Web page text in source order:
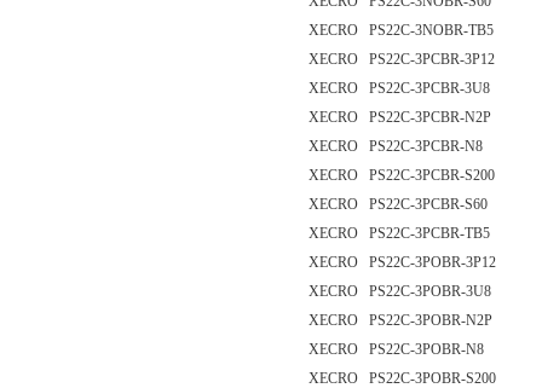
XECRO PS22C-3NOBR-TB5
XECRO PS22C-3PCBR-3P12
XECRO PS22C-3PCBR-3U8
XECRO PS22C-3PCBR-N2P
XECRO PS22C-3PCBR-N8
XECRO PS22C-3PCBR-S200
XECRO PS22C-3PCBR-S60
XECRO PS22C-3PCBR-TB5
XECRO PS22C-3POBR-3P12
XECRO PS22C-3POBR-3U8
XECRO PS22C-3POBR-N2P
XECRO PS22C-3POBR-N8
XECRO PS22C-3POBR-S200